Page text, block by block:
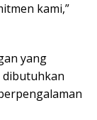
kami,”
yang
dibutuhkan